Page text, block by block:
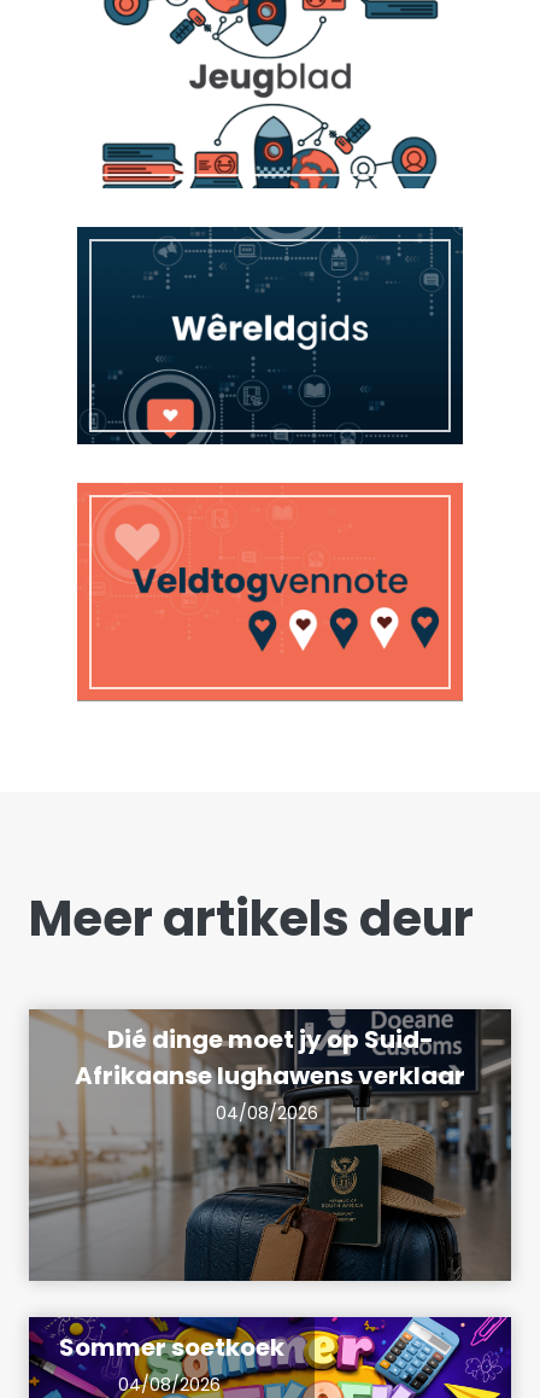
Meer artikels deur
Dié dinge moet jy op Suid-
Afrikaanse lughawens verklaar
04/08/2026
Sommer soetkoek
04/08/2026